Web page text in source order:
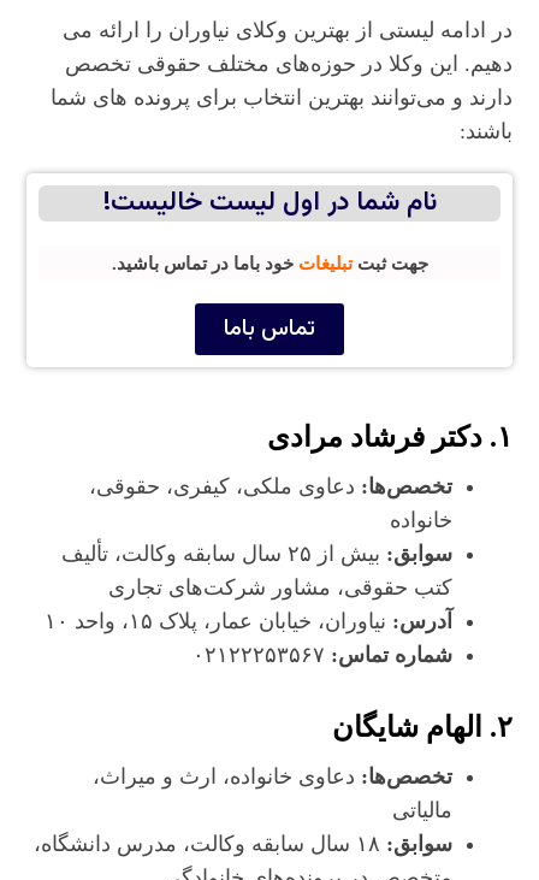
در ادامه لیستی از بهترین وکلای نیاوران را ارائه می‌
دهیم. این وکلا در حوزه‌های مختلف حقوقی تخصص
دارند و می‌توانند بهترین انتخاب برای پرونده‌ های شما
باشند:
نام شما در اول لیست خالیست!
جهت ثبتتبلیغات خود باما در تماس باشید.
تماس باما
۱. دکتر فرشاد مرادی
تخصص‌ها: دعاوی ملکی، کیفری، حقوقی،
خانواده
سوابق:
بیش از ۲۵ سال سابقه وکالت، تألیف
کتب حقوقی، مشاور شرکت‌های تجاری
آدرس: نیاوران، خیابان عمار، پلاک ۱۵، واحد ۱۰
شماره تماس:
۲. الهام شایگان
تخصص‌ها: دعاوی خانواده، ارث و میراث،
مالیاتی
سوابق:
۱۸ سال سابقه وکالت، مدرس دانشگاه،